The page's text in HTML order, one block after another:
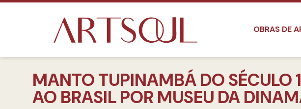
OBRAS DE
MANTO TUPINAMBÁ DO SÉCULO
AO BRASIL POR MUSEU DA